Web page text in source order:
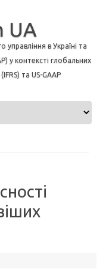
UA
управління в Україні та
у контексті глобальних
та US-GAAP